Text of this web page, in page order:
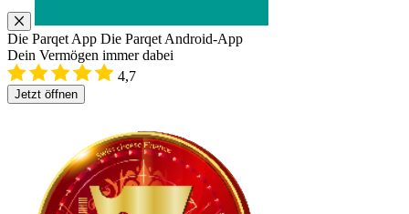
Die Parqet App Die Parqet Android-App
Dein Vermögen immer dabei
4,7
Jetzt öffnen